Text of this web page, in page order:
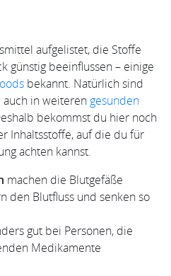
aufgelistet, die Stoffe
günstig beeinflussen – einige
bekannt. Natürlich sind
in weiteren gesunden
bekommst du hier noch
Inhaltsstoffe, auf die du für
achten kannst.
machen die Blutgefäße
den Blutfluss und senken so
gut bei Personen, die
Medikamente